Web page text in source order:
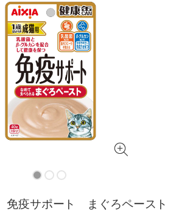
疫サポート まぐろペースト